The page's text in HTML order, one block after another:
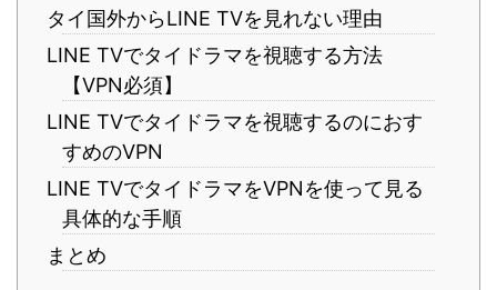
タイ国外からLINE TVを見れない理由
LINE TVでタイドラマを視聴する方法
【VPN必須】
LINE TVでタイドラマを視聴するのにおす
すめのVPN
LINE TVでタイドラマをVPNを使って見る
具体的な手順
まとめ